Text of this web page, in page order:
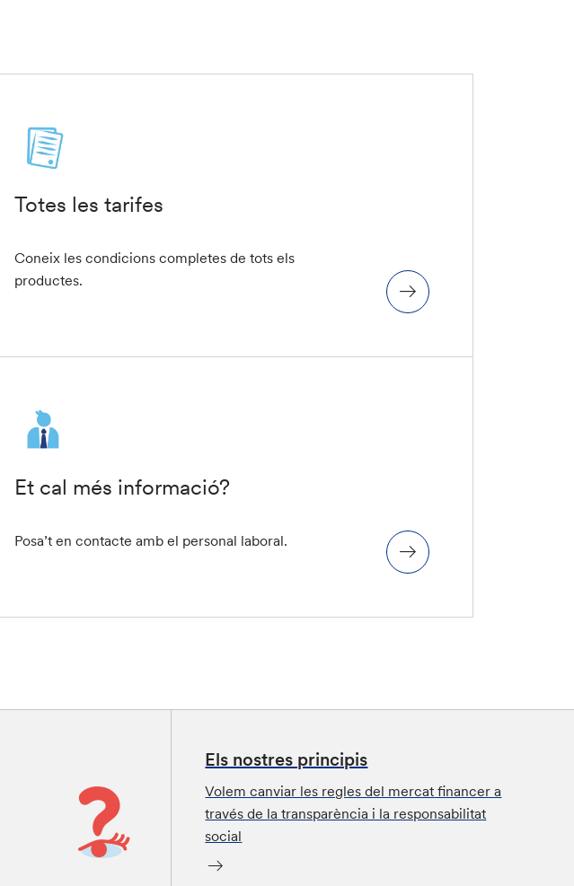
Totes les tarifes
Coneix les condicions completes de tots els
productes.
Et cal més informació?
Posa’t en contacte amb el personal laboral.
Els nostres principis
Volem canviar les regles del mercat financer a
través de la transparència i la responsabilitat
social